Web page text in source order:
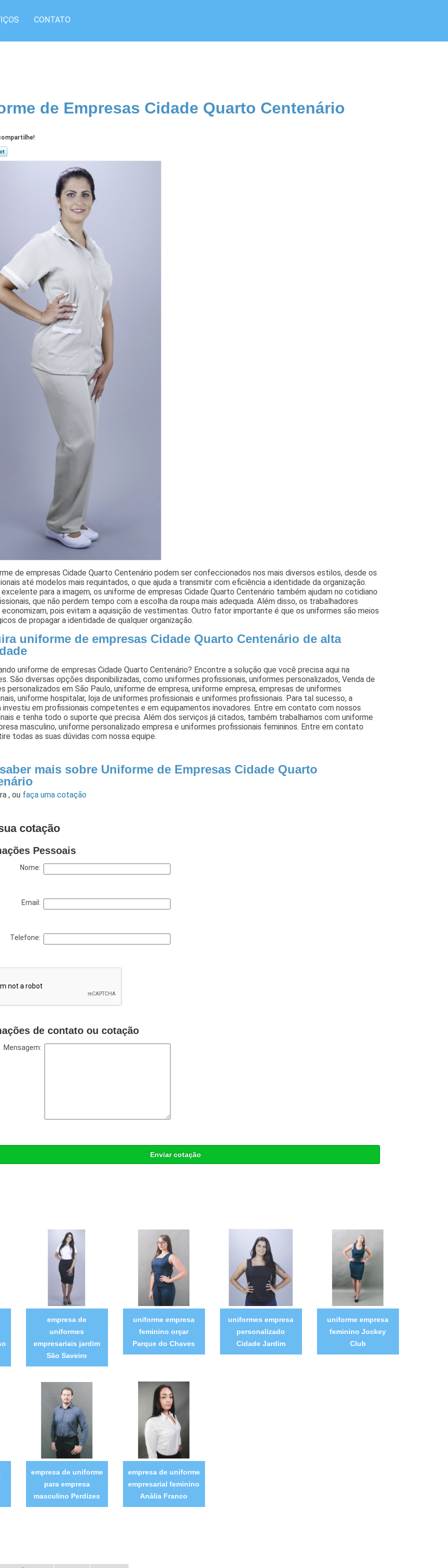
CONTATO
de Empresas Cidade Quarto Centenário
de empresas Cidade Quarto Centenário podem ser confeccionados nos mais diversos estilos, desde os
até modelos mais requintados, o que ajuda a transmitir com eficiência a identidade da organização.
para a imagem, os uniforme de empresas Cidade Quarto Centenário também ajudam no cotidiano
que não perdem tempo com a escolha da roupa mais adequada. Além disso, os trabalhadores
pois evitam a aquisição de vestimentas. Outro fator importante é que os uniformes são meios
de propagar a identidade de qualquer organização.
uniforme de empresas Cidade Quarto Centenário de alta
uniforme de empresas Cidade Quarto Centenário? Encontre a solução que você precisa aqui na
São diversas opções disponibilizadas, como uniformes profissionais, uniformes personalizados, Venda de
personalizados em São Paulo, uniforme de empresa, uniforme empresa, empresas de uniformes
uniforme hospitalar, loja de uniformes profissionais e uniformes profissionais. Para tal sucesso, a
investiu em profissionais competentes e em equipamentos inovadores. Entre em contato com nossos
e tenha todo o suporte que precisa. Além dos serviços já citados, também trabalhamos com uniforme
masculino, uniforme personalizado empresa e uniformes profissionais femininos. Entre em contato
todas as suas dúvidas com nossa equipe.
mais sobre Uniforme de Empresas Cidade Quarto
,ou faça uma cotação
cotação
Pessoais
Nome:
Email:
Telefone:
de contato ou cotação
Mensagem:
Enviar cotação
empresa de
uniformes
empresariais jardim
São Saveiro
uniforme empresa
feminino orçar
Parque do Chaves
uniformes empresa
personalizado
Cidade Jardim
uniforme empresa
feminino Jockey
Club
empresa de uniforme
para empresa
masculino Perdizes
empresa de uniforme
empresarial feminino
Anália Franco